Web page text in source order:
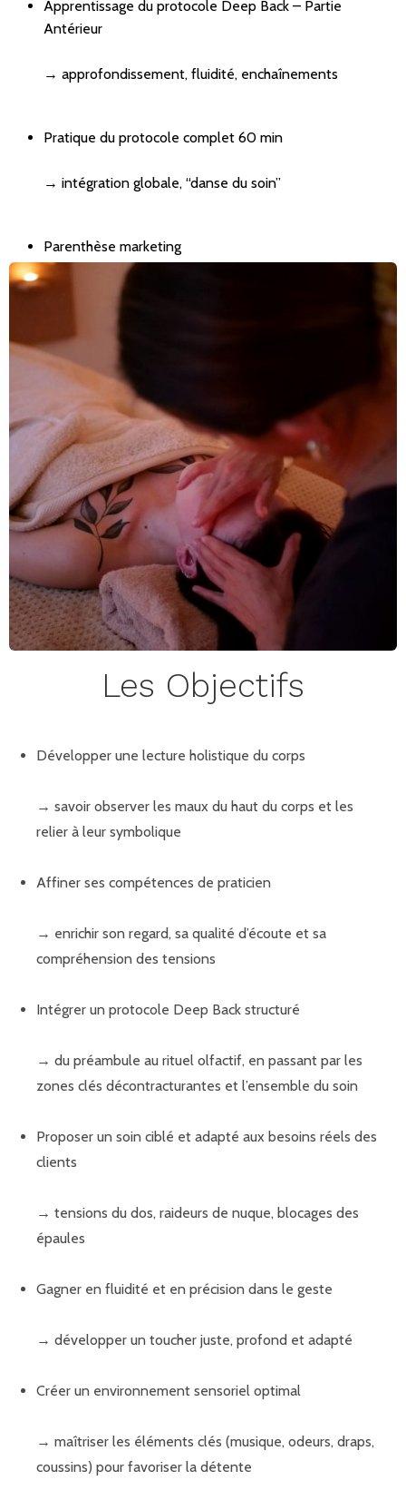
Apprentissage du protocole Deep Back – Partie
Antérieur
→ approfondissement, fluidité, enchaînements
Pratique du protocole complet 60 min
→ intégration globale, “danse du soin”
Parenthèse marketing
Les Objectifs
Développer une lecture holistique du corps
→ savoir observer les maux du haut du corps et les
relier à leur symbolique
Affiner ses compétences de praticien
→ enrichir son regard, sa qualité d’écoute et sa
compréhension des tensions
Intégrer un protocole Deep Back structuré
→ du préambule au rituel olfactif, en passant par les
zones clés décontracturantes et l’ensemble du soin
Proposer un soin ciblé et adapté aux besoins réels des
clients
→ tensions du dos, raideurs de nuque, blocages des
épaules
Gagner en fluidité et en précision dans le geste
→ développer un toucher juste, profond et adapté
Créer un environnement sensoriel optimal
→ maîtriser les éléments clés (musique, odeurs, draps,
coussins) pour favoriser la détente